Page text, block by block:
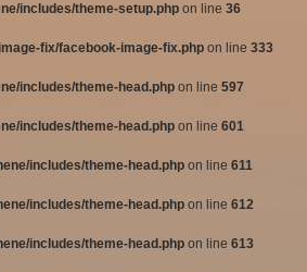
includes/theme-setup.php on line 36
fix/facebook-image-fix.php on line 333
includes/theme-head.php on line 597
includes/theme-head.php on line 601
includes/theme-head.php on line 611
includes/theme-head.php on line 612
includes/theme-head.php on line 613